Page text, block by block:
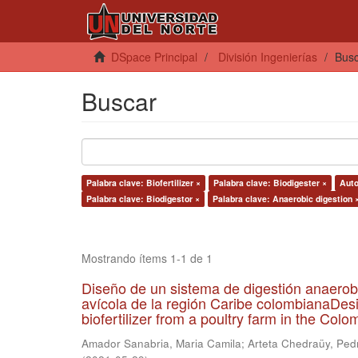
DSpace Principal División Ingenierías
Buscar
Palabra clave: Biofertilizer × Palabra clave: Biodigester ×
Palabra clave: Biodigestor ×
Palabra clave: Anaerobic digestion ×
Mostrando ítems 1-1 de 1
Diseño de un sistema de digestión
avícola de la región Caribe
biofertilizer from a poultry farm in the
Amador Sanabria, Maria Camila; Arteta Chedraüy,